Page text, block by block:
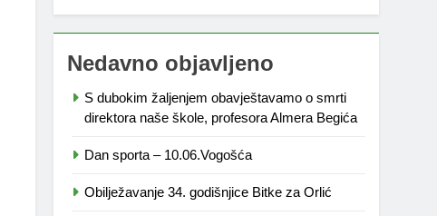
Nedavno objavljeno
S dubokim žaljenjem obavještavamo o smrti
direktora naše škole, profesora Almera Begića
Dan sporta – 10.06.Vogošća
Obilježavanje 34. godišnjice Bitke za Orlić